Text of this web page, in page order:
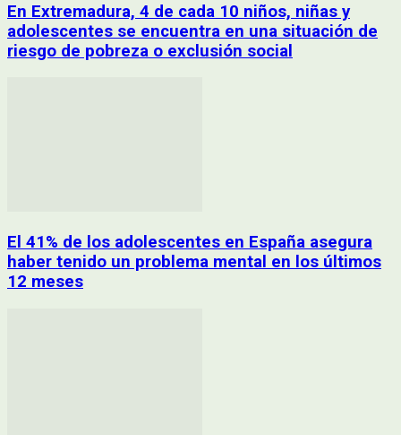
En Extremadura, 4 de cada 10 niños, niñas y
adolescentes se encuentra en una situación de
riesgo de pobreza o exclusión social
El 41% de los adolescentes en España asegura
haber tenido un problema mental en los últimos
12 meses